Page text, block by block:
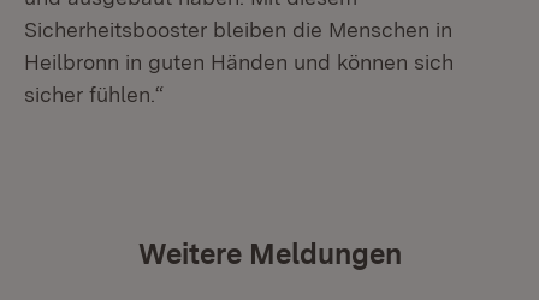
Sicherheitsbooster bleiben die Menschen in
Heilbronn in guten Händen und können sich
sicher fühlen.“
Weitere Meldungen